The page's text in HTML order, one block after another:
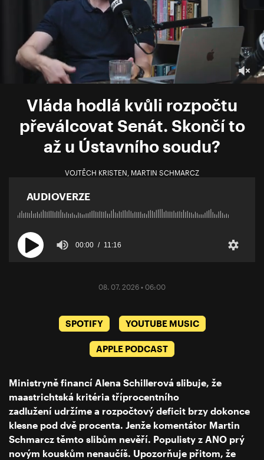
Vláda hodlá kvůli rozpočtu
převálcovat Senát. Skončí to
až u Ústavního soudu?
VOJTĚCH KRISTEN MARTIN SCHMARCZ
AUDIOVERZE
00:00 11:16
08. 07. 2026 • 06:00
SPOTIFY YOUTUBE MUSIC
APPLE PODCAST
Ministryně financí Alena Schillerová slibuje, že
maastrichtská kritéria tříprocentního
zadlužení udržíme a rozpočtový deficit brzy dokonce
klesne pod dvě procenta. Jenže komentátor Martin
Schmarcz těmto slibům nevěří. Populisty z ANO prý
novým kouskům nenaučíš. Upozorňuje přitom, že